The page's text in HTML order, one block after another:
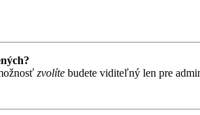
zvolíte budete viditeľný len pre